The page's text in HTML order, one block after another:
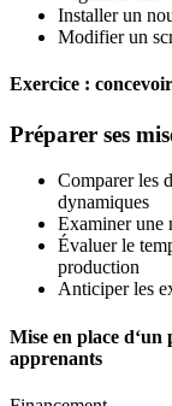
Installer un
Modifier un
Exercice :
Préparer ses
Comparer les
dynamiques
Examiner une
Évaluer le
production
Anticiper les
Mise en place d‘un
apprenants